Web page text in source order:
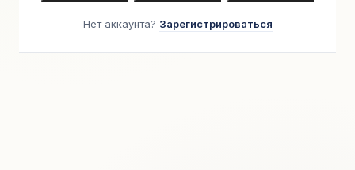
Нет аккаунта? Зарегистрироваться